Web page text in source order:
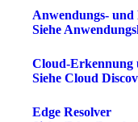
Anwendungs-
Siehe
Cloud-Erkennung
Siehe Cloud
Edge Resolver